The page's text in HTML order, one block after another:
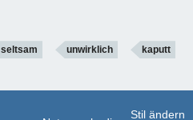
seltsam unwirklich kaputt
Stil ändern